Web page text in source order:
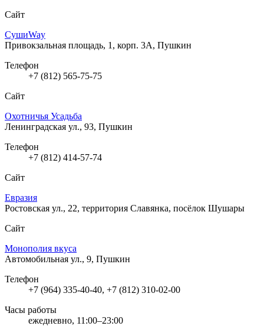
Сайт
СушиWay
Привокзальная площадь, 1, корп. 3А, Пушкин
Телефон
+7 (812) 565-75-75
Сайт
Охотничья Усадьба
Ленинградская ул., 93, Пушкин
Телефон
+7 (812) 414-57-74
Сайт
Евразия
Ростовская ул., 22, территория Славянка, посёлок Шушары
Сайт
Монополия вкуса
Автомобильная ул., 9, Пушкин
Телефон
+7 (964) 335-40-40, +7 (812) 310-02-00
Часы работы
ежедневно, 11:00–23:00